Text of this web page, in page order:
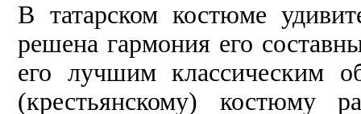
В татарском костюме
решена гармония его
его лучшим классическим
(крестьянскому) костюму